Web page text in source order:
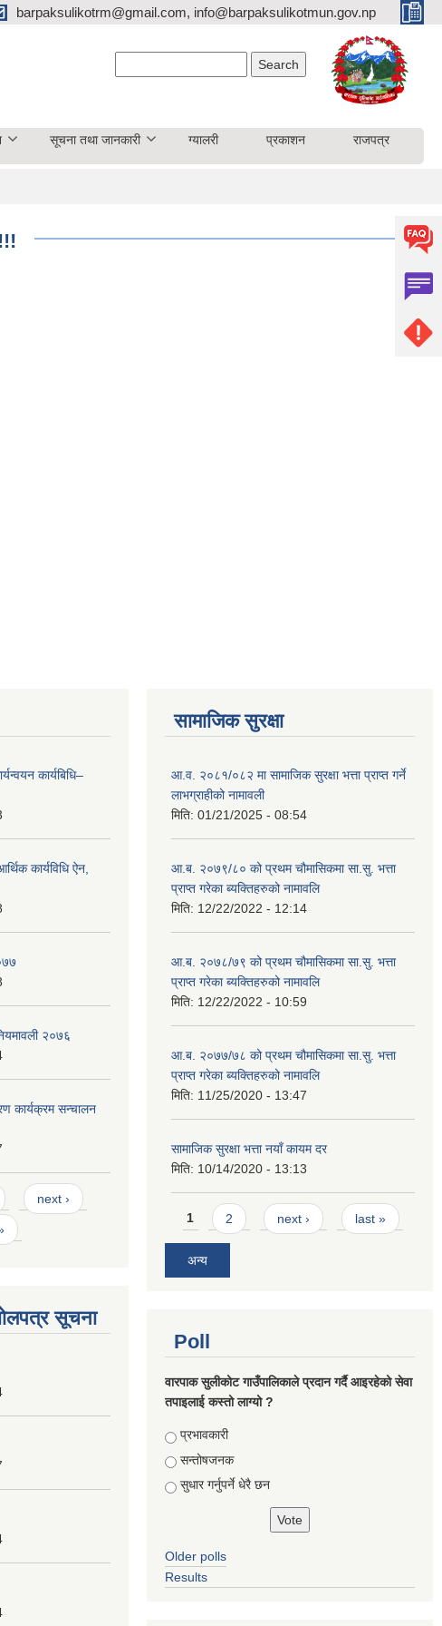
barpaksulikotrm@gmail.com, info@barpaksulikotmun.gov.np
सूचना तथा जानकारी ग्यालरी प्रकाशन राजपत्र
कार्यबिधि–
कार्यविधि ऐन,
२०७६
कार्यक्रम सन्चालन
next ›
सूचना
सामाजिक सुरक्षा
आ.व. २०८१/०८२ मा सामाजिक सुरक्षा भत्ता प्राप्त गर्ने
लाभग्राहीको नामावली
मिति: 01/21/2025 - 08:54
आ.ब. २०७९/८० को प्रथम चौमासिकमा सा.सु. भत्ता
प्राप्त गरेका ब्यक्तिहरुको नामावलि
मिति: 12/22/2022 - 12:14
आ.ब. २०७८/७९ को प्रथम चौमासिकमा सा.सु. भत्ता
प्राप्त गरेका ब्यक्तिहरुको नामावलि
मिति: 12/22/2022 - 10:59
आ.ब. २०७७/७८ को प्रथम चौमासिकमा सा.सु. भत्ता
प्राप्त गरेका ब्यक्तिहरुको नामावलि
मिति: 11/25/2020 - 13:47
सामाजिक सुरक्षा भत्ता नयाँ कायम दर
मिति: 10/14/2020 - 13:13
Pages
1 2 next › last »
अन्य
Poll
वारपाक सुलीकोट गाउँपालिकाले प्रदान गर्दै आइरहेको सेवा
तपाइलाई कस्तो लाग्यो ?
Choices
प्रभावकारी
सन्तोषजनक
सुधार गर्नुपर्ने धेरै छन
Older polls
Results